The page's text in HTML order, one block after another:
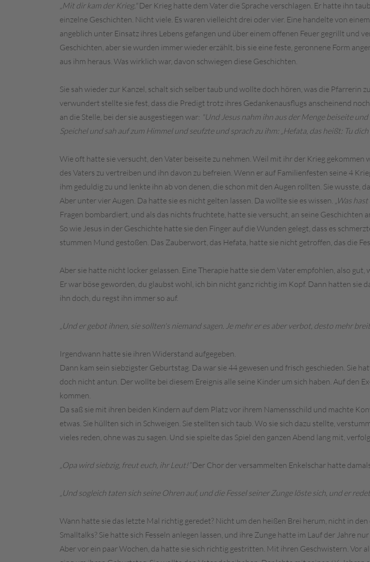
„Mit dir kam der Krieg."Der Krieg hatte dem Vater die Sprache verschlagen. Er hatte ihn
einzelne Geschichten. Nicht viele. Es waren vielleicht drei oder vier. Eine handelte von
angeblich unter Einsatz ihres Lebens gefangen und über einem offenen Feuer gegrillt und
Geschichten, aber sie wurden immer wieder erzählt, bis sie eine feste, geronnene Form
aus ihm heraus. Was wirklich war, davon schwiegen diese Geschichten.
Sie sah wieder zur Kanzel, schalt sich selber taub und wollte doch hören, was die Pfarrerin
verwundert stellte sie fest, dass die Predigt trotz ihres Gedankenausflugs anscheinend
an die Stelle, bei der sie ausgestiegen war: "Und Jesus nahm ihn aus der Menge beiseite
Speichel und sah auf zum Himmel und seufzte und sprach zu ihm: „Hefata, das heißt: Tu dich
Wie oft hatte sie versucht, den Vater beiseite zu nehmen. Weil mit ihr der Krieg
des Vaters zu vertreiben und ihn davon zu befreien. Wenn er auf Familienfesten seine 4
ihm geduldig zu und lenkte ihn ab von denen, die schon mit den Augen rollten. Sie wusste,
Aber unter vier Augen. Da hatte sie es nicht gelten lassen. Da wollte sie es wissen. „Was
Fragen bombardiert, und als das nichts fruchtete, hatte sie versucht, an seine Geschichten
So wie Jesus in der Geschichte hatte sie den Finger auf die Wunden gelegt, dass es
stummen Mund gestoßen. Das Zauberwort, das Hefata, hatte sie nicht getroffen, das die
Aber sie hatte nicht locker gelassen. Eine Therapie hatte sie dem Vater empfohlen, also
Er war böse geworden, du glaubst wohl, ich bin nicht ganz richtig im Kopf. Dann hatten sie
ihn doch, du regst ihn immer so auf.
„Und er gebot ihnen, sie sollten's niemand sagen. Je mehr er es aber verbot, desto mehr
Irgendwann hatte sie ihren Widerstand aufgegeben.
Dann kam sein siebzigster Geburtstag. Da war sie 44 gewesen und frisch geschieden. Sie
doch nicht antun. Der wollte bei diesem Ereignis alle seine Kinder um sich haben. Auf den
kommen.
Da saß sie mit ihren beiden Kindern auf dem Platz vor ihrem Namensschild und machte
etwas. Sie hüllten sich in Schweigen. Sie stellten sich taub. Wo sie sich dazu stellte,
vieles reden, ohne was zu sagen. Und sie spielte das Spiel den ganzen Abend lang mit,
„Opa wird siebzig, freut euch, ihr Leut!”Der Chor der versammelten Enkelschar hatte
„Und sogleich taten sich seine Ohren auf, und die Fessel seiner Zunge löste sich, und er
Wann hatte sie das letzte Mal richtig geredet? Nicht um den heißen Brei herum, nicht in
Smalltalks? Sie hatte sich Fesseln anlegen lassen, und ihre Zunge hatte im Lauf der Jahre
Aber vor ein paar Wochen, da hatte sie sich richtig gestritten. Mit ihren Geschwistern. Vor